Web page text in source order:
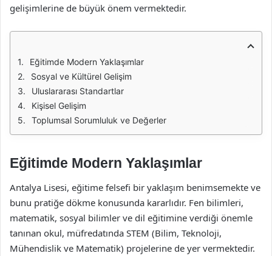
gelişimlerine de büyük önem vermektedir.
Eğitimde Modern Yaklaşımlar
Sosyal ve Kültürel Gelişim
Uluslararası Standartlar
Kişisel Gelişim
Toplumsal Sorumluluk ve Değerler
Eğitimde Modern Yaklaşımlar
Antalya Lisesi, eğitime felsefi bir yaklaşım benimsemekte ve
bunu pratiğe dökme konusunda kararlıdır. Fen bilimleri,
matematik, sosyal bilimler ve dil eğitimine verdiği önemle
tanınan okul, müfredatında STEM (Bilim, Teknoloji,
Mühendislik ve Matematik) projelerine de yer vermektedir.